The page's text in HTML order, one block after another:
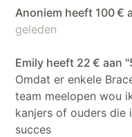
Anoniem heeft 100 €
geleden
Emily heeft 22 € aan
Omdat er enkele
team meelopen wou
kanjers of ouders die
succes